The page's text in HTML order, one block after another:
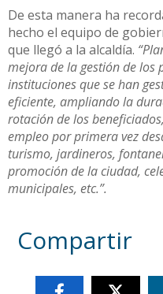
De esta manera ha
hecho el equipo de
que llegó a la alcaldía.
mejora de la gestión de los
instituciones que se han
eficiente, ampliando la
rotación de los
empleo por primera vez
turismo, jardineros,
promoción de la ciudad,
municipales, etc.”.
Compartir